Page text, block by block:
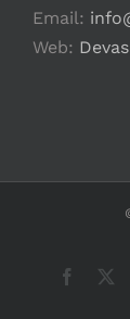
Email:
Web: